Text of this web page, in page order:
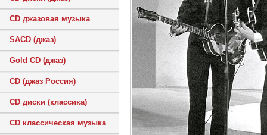
CD джазовая музыка
SACD (джаз)
Gold CD (джаз)
CD (джаз Россия)
CD диски (классика)
CD классическая музыка